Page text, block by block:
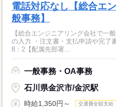
電話対応なし【総合エ
般事務】
【総合エンジニアリング会社で一
の入力 ・注文書・支払申請や完了書作成
8：2【配属先部署...
一般事務・OA事務
石川県金沢市/金沢駅
時給1,350円～ 交通費全額支給